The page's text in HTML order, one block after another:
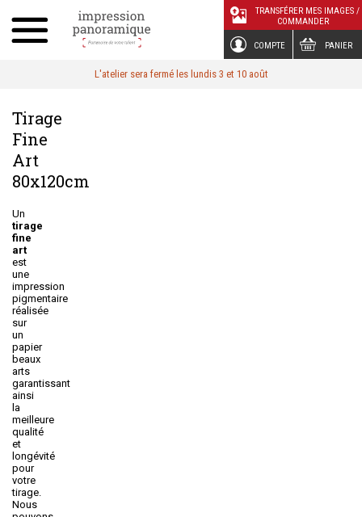
COMPTE PANIER
TRANSFÉRER MES IMAGES /
COMMANDER
L'atelier sera fermé les lundis 3 et 10 août
Tirage
Fine
Art
80x120cm
Un
tirage
fine
art
est
une
impression
pigmentaire
réalisée
sur
un
papier
beaux
arts
garantissant
ainsi
la
meilleure
qualité
et
longévité
pour
votre
tirage.
Nous